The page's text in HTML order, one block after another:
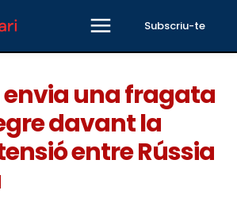
Subscriu-te
envia una fragata
davant la
entre Rússia